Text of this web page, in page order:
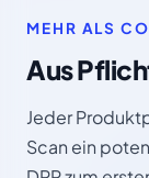
MEHR ALS
Aus
Jeder
Scan ein